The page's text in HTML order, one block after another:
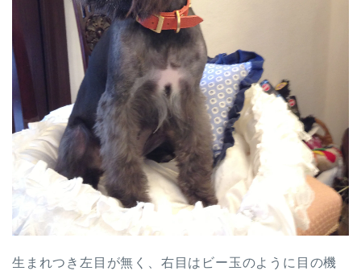
生まれつき左目が無く、右目はビー玉のように目の機